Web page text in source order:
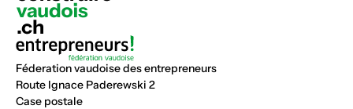
Féderation vaudoise des entrepreneurs
Route Ignace Paderewski 2
Case postale